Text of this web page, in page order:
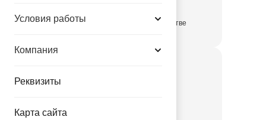
Условия работы
Компания
Реквизиты
Карта сайта
в достаточном количестве